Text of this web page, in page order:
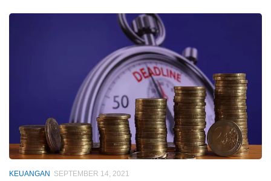
KEUANGAN SEPTEMBER 14, 2021